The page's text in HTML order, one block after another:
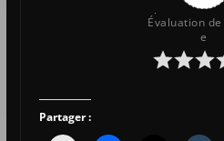
Évaluation
e
Partager :